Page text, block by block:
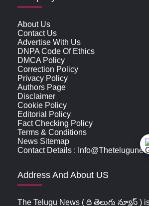
About Us
Contact Us
Advertise With Us
DNPA Code Of Ethics
DMCA Policy
Correction Policy
Privacy Policy
Authors Page
Disclaimer
Cookie Policy
Editorial Policy
Fact Checking Policy
Terms & Conditions
News Sitemap
Contact Details :
Address And About US
The Telugu News ( ది తెలుగు న్యూస్‌ )